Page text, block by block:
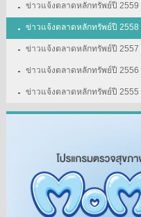
ข่าวแจ้งตลาดหลักทรัพย์ปี 2559
ข่าวแจ้งตลาดหลักทรัพย์ปี 2558
ข่าวแจ้งตลาดหลักทรัพย์ปี 2557
ข่าวแจ้งตลาดหลักทรัพย์ปี 2556
ข่าวแจ้งตลาดหลักทรัพย์ปี 2555